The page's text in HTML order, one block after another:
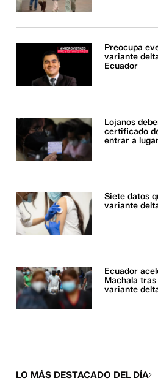
Preocupa
variante
Ecuador
Lojanos
certificado
entrar a
Siete datos
variante
Ecuador
Machala
variante
LO MÁS DESTACADO DEL DÍA